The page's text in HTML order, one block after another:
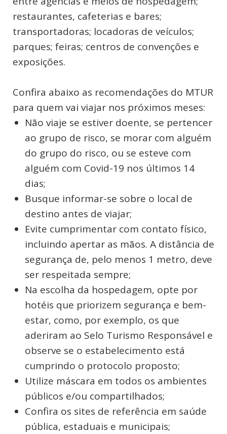
restaurantes, cafeterias e bares;
transportadoras; locadoras de veículos;
parques; feiras; centros de convenções e
exposições.
Confira abaixo as recomendações do MTUR
para quem vai viajar nos próximos meses:
Não viaje se estiver doente, se pertencer
ao grupo de risco, se morar com alguém
do grupo do risco, ou se esteve com
alguém com Covid-19 nos últimos 14
dias;
Busque informar-se sobre o local de
destino antes de viajar;
Evite cumprimentar com contato físico,
incluindo apertar as mãos. A distância de
segurança de, pelo menos 1 metro, deve
ser respeitada sempre;
Na escolha da hospedagem, opte por
hotéis que priorizem segurança e bem-
estar, como, por exemplo, os que
aderiram ao Selo Turismo Responsável e
observe se o estabelecimento está
cumprindo o protocolo proposto;
Utilize máscara em todos os ambientes
públicos e/ou compartilhados;
Confira os sites de referência em saúde
pública, estaduais e municipais;